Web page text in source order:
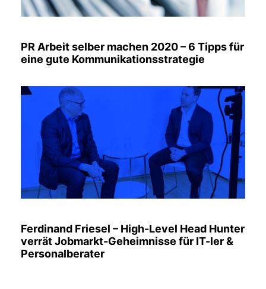
PR Arbeit selber machen 2020 – 6 Tipps für
eine gute Kommunikationsstrategie
Ferdinand Friesel – High-Level Head Hunter
verrät Jobmarkt-Geheimnisse für IT-ler &
Personalberater